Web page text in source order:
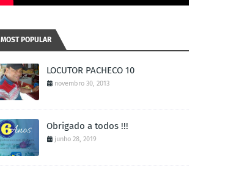
MOST POPULAR
LOCUTOR PACHECO 10
novembro 30, 2013
Obrigado a todos !!!
junho 28, 2019